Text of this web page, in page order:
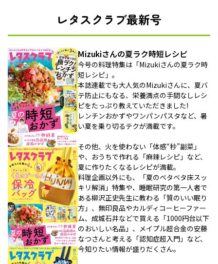
レタスクラブ最新号
Mizukiさんの夏ラク時短レシピ
今号の料理特集は「Mizukiさんの夏ラク時
短レシピ」。
本誌連載でも大人気のMizukiさんに、夏バ
テ防止にもなる、栄養満点の手間なしレシ
ピをたっぷり教えていただきました!
レンチンおかずやワンパンパスタなど、暑
い夏を乗り切るテクが満載です。
その他、火を使わない「体感“秒”副菜」
や、おうちで作れる「麻辣レシピ」など、
夏に作りたくなるレシピが満載。
料理企画以外にも、「夏のベタベタ床スッ
キリ解消」特集や、睡眠研究の第一人者で
ある柳沢正史先生に教わる「質のいい眠り
方」、無印良品やカルディコーヒーファー
ム、成城石井などで買える「1000円台以下
のおいしい名品」、メイプル超合金の安藤
なつさんと考える「認知症超入門」など、
今知りたい情報が盛りだくさん。